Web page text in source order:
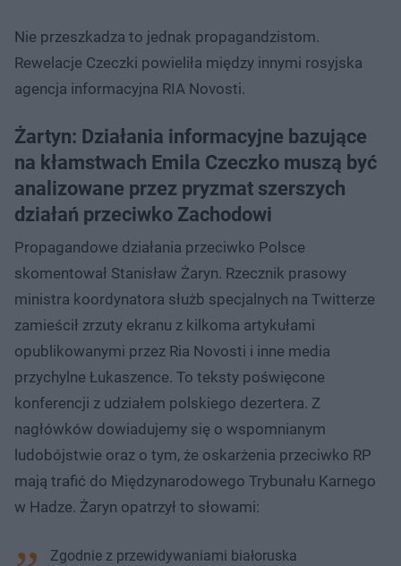
Nie przeszkadza to jednak propagandzistom.
Rewelacje Czeczki powieliła między innymi rosyjska
agencja informacyjna RIA Novosti.
Żartyn: Działania informacyjne bazujące
na kłamstwach Emila Czeczko muszą być
analizowane przez pryzmat szerszych
działań przeciwko Zachodowi
Propagandowe działania przeciwko Polsce
skomentował Stanisław Żaryn. Rzecznik prasowy
ministra koordynatora służb specjalnych na Twitterze
zamieścił zrzuty ekranu z kilkoma artykułami
opublikowanymi przez Ria Novosti i inne media
przychylne Łukaszence. To teksty poświęcone
konferencji z udziałem polskiego dezertera. Z
nagłówków dowiadujemy się o wspomnianym
ludobójstwie oraz o tym, że oskarżenia przeciwko RP
mają trafić do Międzynarodowego Trybunału Karnego
w Hadze. Żaryn opatrzył to słowami:
Zgodnie z przewidywaniami białoruska